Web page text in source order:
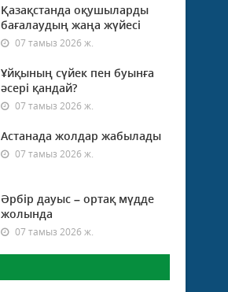
Қазақстанда оқушыларды
бағалаудың жаңа жүйесі
07 тамыз 2026 ж.
Ұйқының сүйек пен буынға
әсері қандай?
07 тамыз 2026 ж.
Астанада жолдар жабылады
07 тамыз 2026 ж.
Әрбір дауыс – ортақ мүдде
жолында
07 тамыз 2026 ж.